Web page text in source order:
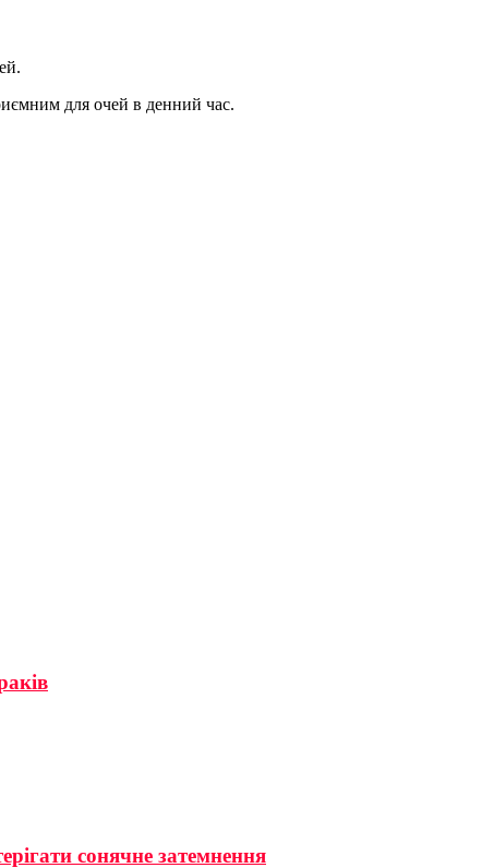
для очей в денний час.
сонячне затемнення